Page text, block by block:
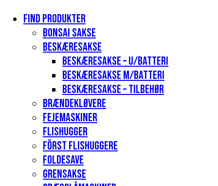
Find produkter
Bonsai sakse
Beskæresakse
Beskæresakse – u/batteri
Beskæresakse m/batteri
Beskæresakse – tilbehør
Brændekløvere
Fejemaskiner
Flishugger
Först flishuggere
Foldesave
Grensakse